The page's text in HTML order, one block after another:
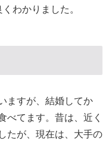
わかりました。
ますが、結婚してか
べてます。昔は、近く
たが、現在は、大手の